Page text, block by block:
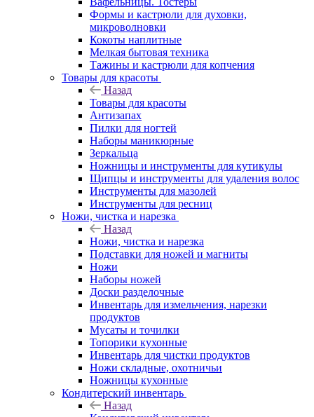
Формы и кастрюли для духовки,
микроволновки
Кокоты наплитные
Мелкая бытовая техника
Тажины и кастрюли для копчения
Товары для красоты
Назад
Товары для красоты
Антизапах
Пилки для ногтей
Наборы маникюрные
Зеркальца
Ножницы и инструменты для кутикулы
Щипцы и инструменты для удаления волос
Инструменты для мазолей
Инструменты для ресниц
Ножи, чистка и нарезка
Назад
Ножи, чистка и нарезка
Подставки для ножей и магниты
Ножи
Наборы ножей
Доски разделочные
Инвентарь для измельчения, нарезки
продуктов
Мусаты и точилки
Топорики кухонные
Инвентарь для чистки продуктов
Ножи складные, охотничьи
Ножницы кухонные
Кондитерский инвентарь
Назад